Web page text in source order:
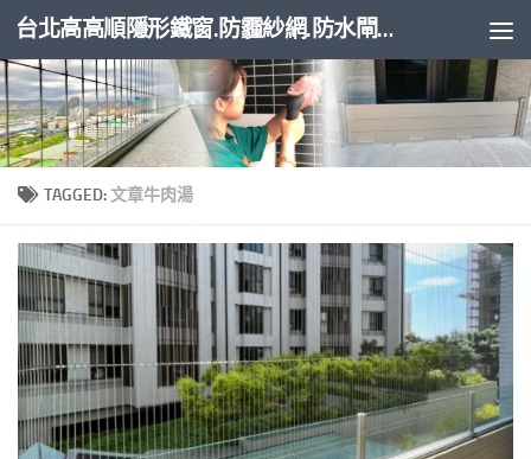
Skip to content 台北高高順隱形鐵窗.防霾紗網.防水閘門
TAGGED:文章牛肉湯